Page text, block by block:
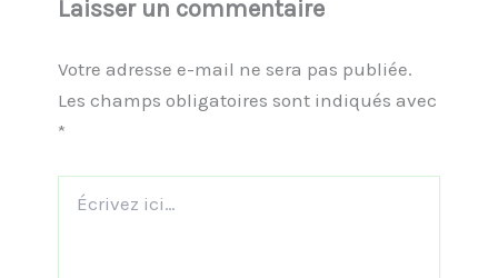
Laisser un commentaire
Votre adresse e-mail ne sera pas publiée.
Les champs obligatoires sont indiqués avec
*
ici…